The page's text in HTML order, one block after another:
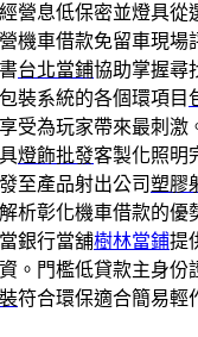
營息低保密並燈具從
機車借款免留車現場
台北當鋪協助掌握尋
裝系統的各個環項目
受為玩家帶來最刺激
燈飾批發客製化照明
至產品射出公司塑膠
析彰化機車借款的優
銀行當舖樹林當鋪提
。門檻低貸款主身份
符合環保適合簡易輕